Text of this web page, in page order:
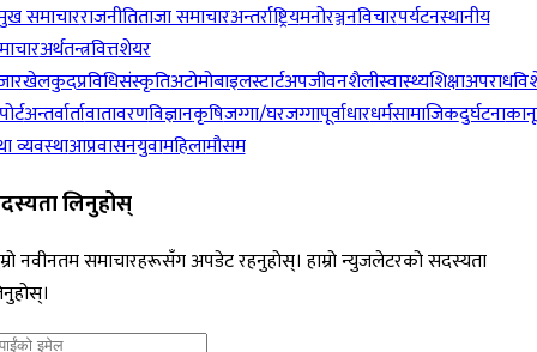
समाचारराजनीतिताजा समाचारअन्तर्राष्ट्रियमनोरञ्जनविचारपर्यटनस्थानीय
अर्थतन्त्रवित्तशेयर
खेलकुदप्रविधिसंस्कृतिअटोमोबाइलस्टार्टअपजीवनशैलीस्वास्थ्यशिक्षाअपराध
अन्तर्वार्तावातावरणविज्ञानकृषिजग्गा/घरजग्गापूर्वाधारधर्मसामाजिकदुर्घटना
व्यवस्थाआप्रवासनयुवामहिलामौसम
लिनुहोस्
नवीनतम समाचारहरूसँग अपडेट रहनुहोस्। हाम्रो न्युजलेटरको सदस्यता